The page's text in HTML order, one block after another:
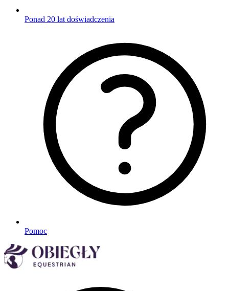
Ponad 20 lat doświadczenia
Pomoc